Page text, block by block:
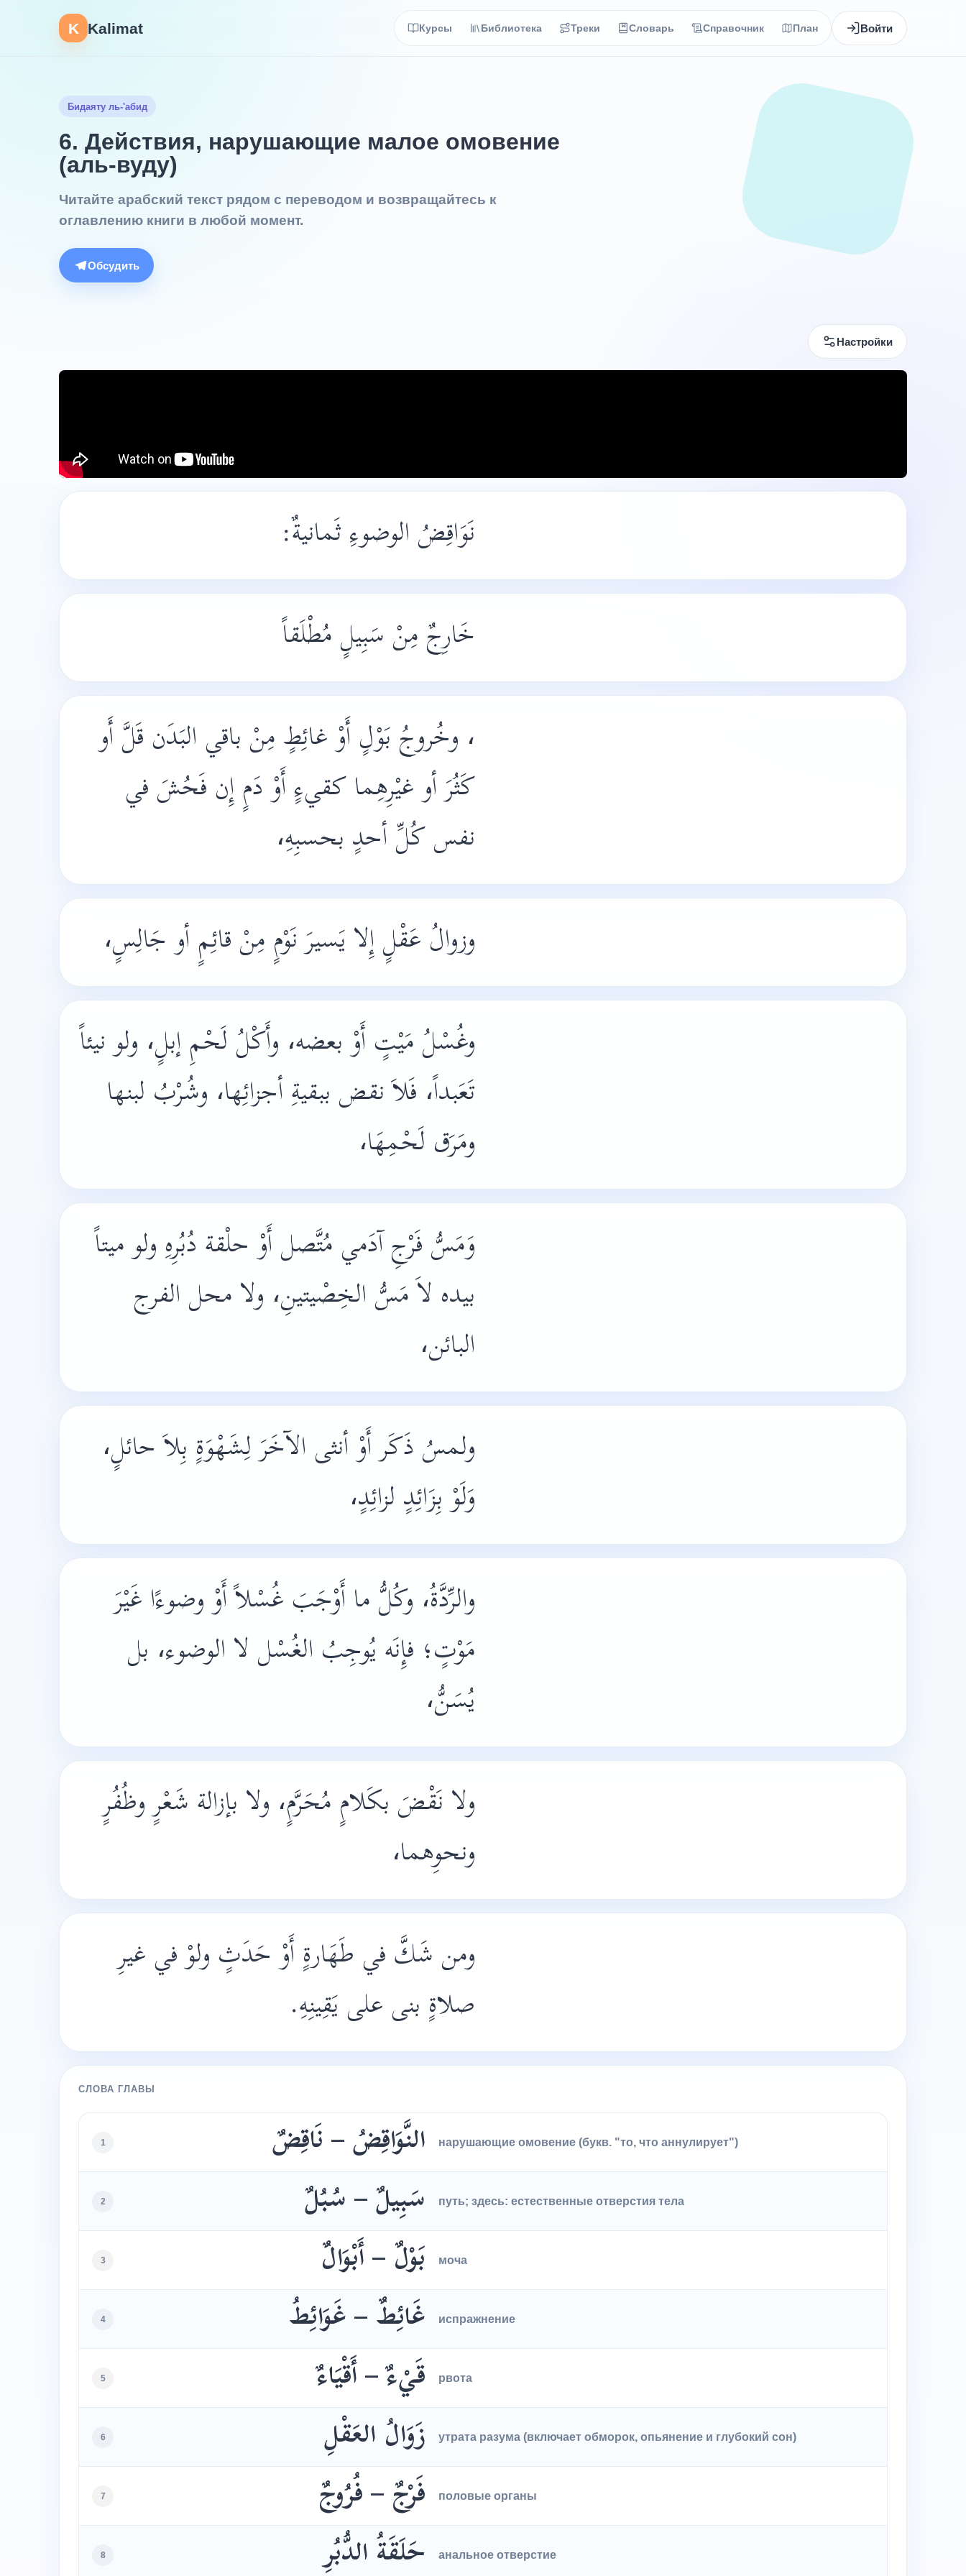
K Kalimat Курсы Библиотека Треки Словарь Справочник План Войти
Бидаяту ль-'абид
6. Действия, нарушающие малое омовение
(аль-вуду)
Читайте арабский текст рядом с переводом и возвращайтесь к
оглавлению книги в любой момент.
Обсудить
Настройки
نَوَاقِضُ الوضوءِ ثَمانيةٌ:
خَارِجٌ مِنْ سَبِيلٍ مُطْلَقاً
، وخُروجُ بَوْلٍ أَوْ غائِطٍ مِنْ باقي البَدَن قَلَّ أَو
كَثُرَ أو غيْرِهِما كقيءٍ أَوْ دَمٍ إِن فَحُشَ في
نفس كُلِّ أحدٍ بحسبِهِ،
وزوالُ عَقْلٍ إِلا يَسيرَ نَوْمٍ مِنْ قائِمٍ أو جَالِسٍ،
وغُسْلُ مَيْتٍ أَوْ بعضه، وأَكْلُ لَحْمِ إبلٍ، ولو نيئاً
تَعَبداً، فَلاَ نقض ببقيةِ أجزائِها، وشُرْبُ لبنها
ومَرَق لَحْمِهَا،
وَمَسُّ فَرْجِ آدَمي مُتَّصل أَوْ حلْقة دُبُرِهِ ولو ميتاً
بيده لاَ مَسُّ الخِصْيتينِ، ولا محل الفرج
البائن،
ولمسُ ذَكَر أَوْ أنثى الآخَرَ لِشَهْوَةٍ بِلاَ حائلٍ،
وَلَوْ بِزَائِدٍ لزائِدٍ،
والرِّدَّةُ، وكُلُّ ما أَوْجَبَ غُسْلاً أَوْ وضوءًا غَيْرَ
مَوْتٍ؛ فإِنَه يُوجِبُ الغُسْل لا الوضوء، بل
يُسَنُّ،
ولا نَقْضَ بكَلامٍ مُحَرَّمٍ، ولا بإزالة شَعْرٍ وظُفُرٍ
ونحوِهما،
ومن شَكَّ في طَهَارةٍ أَوْ حَدَثٍ ولوْ في غيرِ
صلاةٍ بنى على يَقِينِهِ.
СЛОВА ГЛАВЫ
1 النَّوَاقِضُ – نَاقِضٌ нарушающие омовение (букв. "то, что аннулирует")
2 سَبِيلٌ – سُبُلٌ путь; здесь: естественные отверстия тела
3 بَوْلٌ – أَبْوَالٌ моча
4 غَائِطٌ – غَوَائِطُ испражнение
5 قَيْءٌ – أَقْيَاءٌ рвота
6 زَوَالُ العَقْلِ утрата разума (включает обморок, опьянение и глубокий сон)
7 فَرْجٌ – فُرُوجٌ половые органы
8 حَلَقَةُ الدُّبُرِ анальное отверстие